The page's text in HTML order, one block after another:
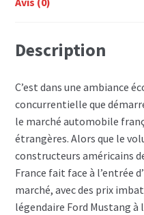
Description
C’est dans une ambiance
concurrentielle que
le marché automobile
étrangères. Alors que le
constructeurs américains
France fait face à l’entrée
marché, avec des prix
légendaire Ford Mustang à